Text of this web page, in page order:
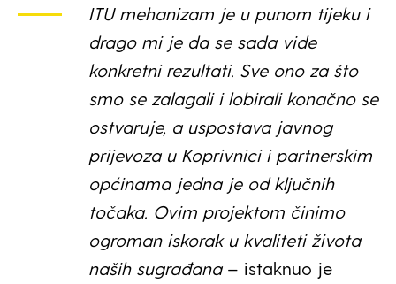
ITU mehanizam je u punom tijeku i
drago mi je da se sada vide
konkretni rezultati. Sve ono za što
smo se zalagali i lobirali konačno se
ostvaruje, a uspostava javnog
prijevoza u Koprivnici i partnerskim
općinama jedna je od ključnih
točaka. Ovim projektom činimo
ogroman iskorak u kvaliteti života
naših sugrađana– istaknuo je